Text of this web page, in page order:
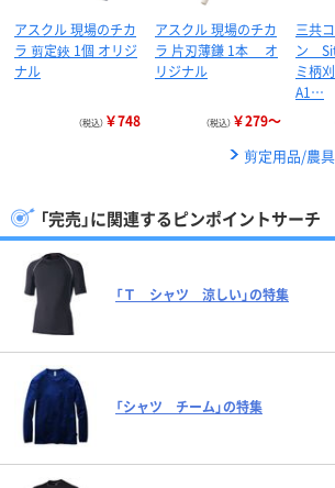
アスクル 現場のチカ
ラ 剪定鋏 1個 オリジ
ナル
（税込） ￥748
アスクル 現場のチカ
ラ 片刃薄鎌 1本 オ
リジナル
（税込） ￥279～
三共
ン
ミ柄
A1…
剪定用品/農
「完売」に関連するピンポイントサーチ
「Ｔ シャツ 涼しい」の特集
「シャツ チーム」の特集